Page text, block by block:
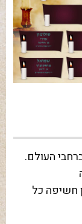
העולם.
חשיפה כל